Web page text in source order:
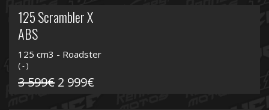
125 Scrambler X
ABS
125 cm3 - Roadster
( - )
3 599€ 2 999€